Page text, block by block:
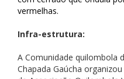
vermelhas.
Infra-estrutura:
A Comunidade quilombola
Chapada Gaúcha